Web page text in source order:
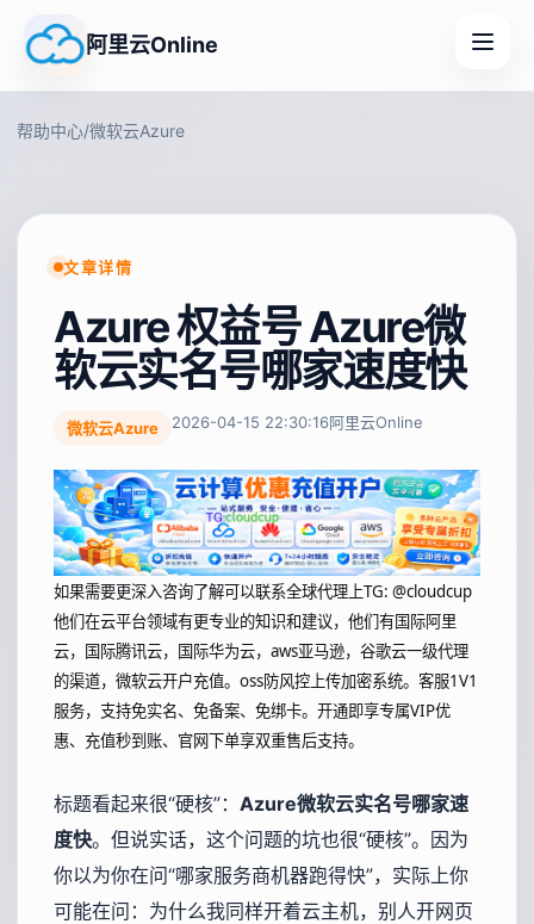
阿里云Online
帮助中心/微软云Azure
文章详情
Azure 权益号 Azure微
软云实名号哪家速度快
微软云Azure 2026-04-15 22:30:16阿里云Online
如果需要更深入咨询了解可以联系全球代理上TG: @cloudcup
他们在云平台领域有更专业的知识和建议，他们有国际阿里
云，国际腾讯云，国际华为云，aws亚马逊，谷歌云一级代理
的渠道，微软云开户充值。oss防风控上传加密系统。客服1V1
服务，支持免实名、免备案、免绑卡。开通即享专属VIP优
惠、充值秒到账、官网下单享双重售后支持。
标题看起来很“硬核”： Azure微软云实名号哪家速
度快。但说实话，这个问题的坑也很“硬核”。因为
你以为你在问“哪家服务商机器跑得快”，实际上你
可能在问：为什么我同样开着云主机，别人开网页